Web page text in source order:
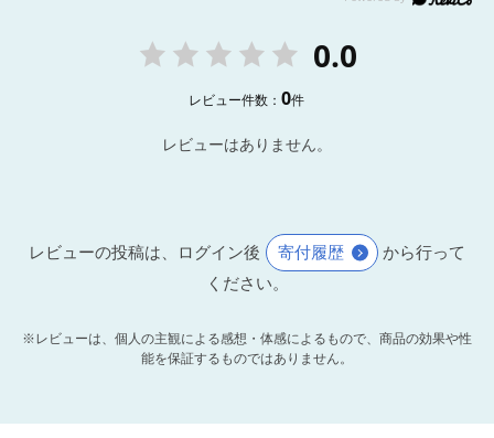
0.0
レビュー件数：0件
レビューはありません。
レビューの投稿は、ログイン後 寄付履歴
から行って
ください。
※レビューは、個人の主観による感想・体感によるもので、商品の効果や性
能を保証するものではありません。